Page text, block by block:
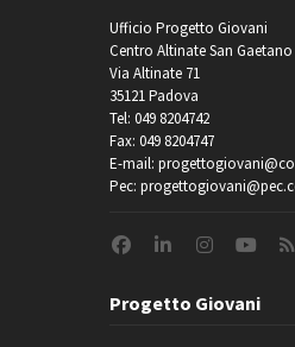
Ufficio Progetto Giovani
Centro Altinate San Gaetano
Via Altinate 71
35121 Padova
Tel: 049 8204742
Fax: 049 8204747
E-mail:
Pec:
Progetto Giovani